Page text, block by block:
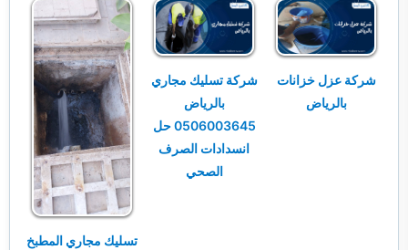
شركة عزل خزانات
بالرياض
شركة تسليك مجاري
بالرياض
0506003645 حل
انسدادات الصرف
الصحي
تسليك مجاري المطبخ